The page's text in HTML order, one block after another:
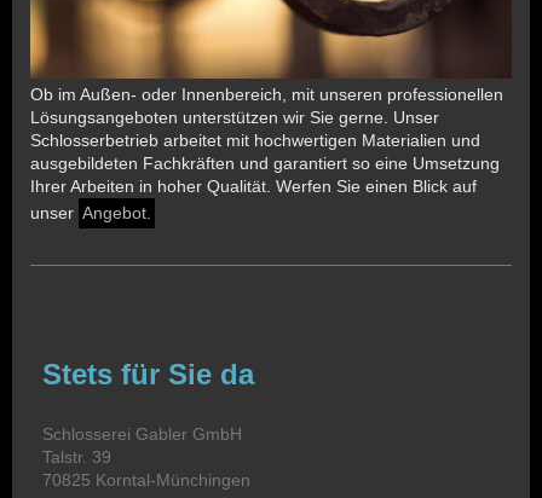
Ob im Außen- oder Innenbereich, mit unseren professionellen
Lösungsangeboten unterstützen wir Sie gerne. Unser
Schlosserbetrieb arbeitet mit hochwertigen Materialien und
ausgebildeten Fachkräften und garantiert so eine Umsetzung
Ihrer Arbeiten in hoher Qualität. Werfen Sie einen Blick auf
unser Angebot.
Stets für Sie da
Schlosserei Gabler GmbH
Talstr. 39
70825 Korntal-Münchingen